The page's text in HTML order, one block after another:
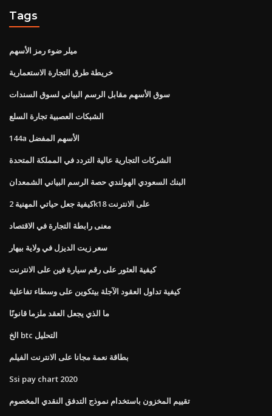
Tags
ميلر ضوء رمز الأسهم
خريطة طرق التجارة الاستعمارية
سوق الأسهم مقابل الرسم البياني لسوق السندات
الشبكات العصبية تجارة السلع
144a الأسهم المفضل
الشركات التجارية عالية التردد في المملكة المتحدة
البنك السعودي الهولندي حصة الرسم البياني الشمعدان
كيفية جعل حياتي المهنية 2k18 على الانترنت
معنى رابطة التجارة في الاقتصاد
سعر زيت الديزل في ولاية بيهار
كيفية العثور على رقم سيارة فين على الانترنت
كيفية تداول العقود الآجلة بيتكوين على وسطاء تفاعلية
ما الذي يجعل العقد ملزما قانونًا
الخ btc التحليل
بطاقة نعمة مجانا على الانترنت الفيلم
Ssi pay chart 2020
تقييم المخزون باستخدام نموذج التدفق النقدي المخصوم